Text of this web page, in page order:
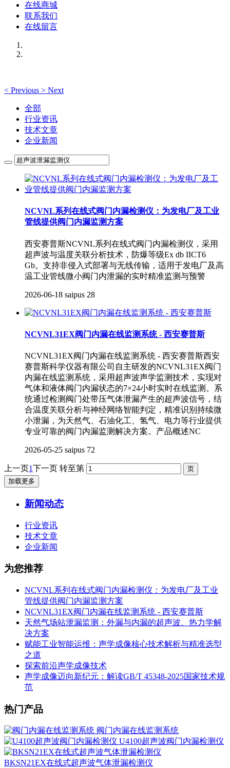
在线商城
联系我们
在线留言
< Previous > Next
全部
行业资讯
技术文章
企业新闻
NCVNL系列在线式阀门内漏检测仪：为发电厂及工业
管线提供阀门内漏监测方案
西安赛普斯NCVNL系列在线式阀门内漏检测仪，采用
超声波与温度关联分析技术，防爆等级Ex db IICT6
Gb。支持非侵入式部署与无线传输，适用于发电厂及高
温工业管线微小阀门内泄漏的实时精准监测与预警
2026-06-18 saipus 28
NCVNL31EX阀门内漏在线监测系统 - 西安赛普斯
NCVNL31EX阀门内漏在线监测系统 - 西安赛普斯西安
赛普斯科学仪器有限公司自主研发的NCVNL31EX阀门
内漏在线监测系统，采用超声波声学监测技术，实现对
气体和液体阀门内漏状态的7×24小时实时在线监测。系
统通过检测阀门处带压气体泄漏产生的超声波信号，结
合温度关联分析与神经网络智能判定，精准识别持续微
小泄漏，为天然气、石油化工、氢气、电力等行业提供
专业可靠的阀门内漏监测解决方案。产品概述NC
2026-05-25 saipus 72
上一页1下一页 转至第
加载更多
新闻动态
行业资讯
技术文章
企业新闻
为您推荐
NCVNL系列在线式阀门内漏检测仪：为发电厂及工业
管线提供阀门内漏监测方案
NCVNL31EX阀门内漏在线监测系统 - 西安赛普斯
天然气场站泄漏监测：外漏与内漏的超声波、热力学解
决方案
赋能工业智能运维：声学成像核心技术解析与精准选型
之道
探索前沿声学成像技术
声学成像迈向新纪元：解读GB/T 45348-2025国家技术规
范
热门产品
阀门内漏在线监测系统
U4100超声波阀门内漏检测仪
BKSN21EX在线式超声波气体泄漏检测仪